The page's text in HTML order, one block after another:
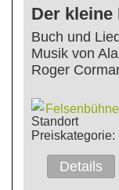
Der kleine
Buch und
Musik von
Roger
Preiskategorie:
Details